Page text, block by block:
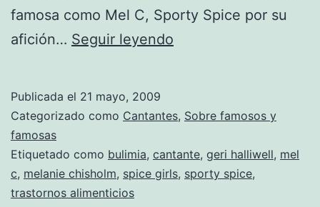
famosa como Mel C, Sporty Spice por su
afición… Seguir leyendo
no
Sporty
Spice.
Publicada el 21 mayo, 2009
Categorizado como Cantantes, Sobre famosos y
famosas
Etiquetado como bulimia, cantante, geri halliwell, mel
c, melanie chisholm, spice girls, sporty spice,
trastornos alimenticios